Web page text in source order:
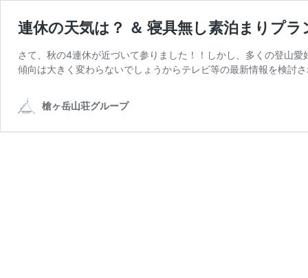
連休の天気は？ ＆ 寝具無し素泊まりプラ
さて、秋の4連休が近づいて参りました！！しかし、多くの登山
傾向は大きく変わらないでしょうからテレビ等の最新情報を検討
槍ヶ岳山荘グループ